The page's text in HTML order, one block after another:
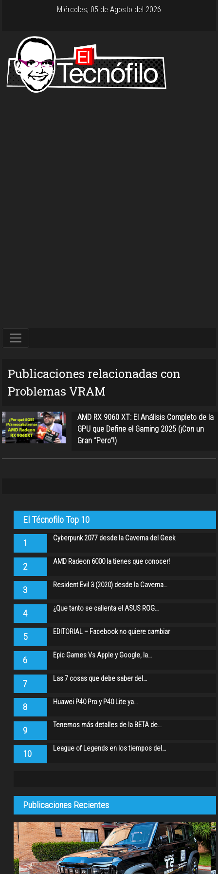
Miércoles, 05 de Agosto del 2026
Publicaciones relacionadas con
Problemas VRAM
AMD RX 9060 XT: El Análisis Completo de la
GPU que Define el Gaming 2025 (¡Con un
Gran “Pero”!)
El Técnofilo Top 10
1 Cyberpunk 2077 desde la Caverna del Geek
2 AMD Radeon 6000 la tienes que conocer!
3 Resident Evil 3 (2020) desde la Caverna…
4 ¿Que tanto se calienta el ASUS ROG…
5 EDITORIAL – Facebook no quiere cambiar
6 Epic Games Vs Apple y Google, la…
7 Las 7 cosas que debe saber del…
8 Huawei P40 Pro y P40 Lite ya…
9 Tenemos más detalles de la BETA de…
10 League of Legends en los tiempos del…
Publicaciones Recientes